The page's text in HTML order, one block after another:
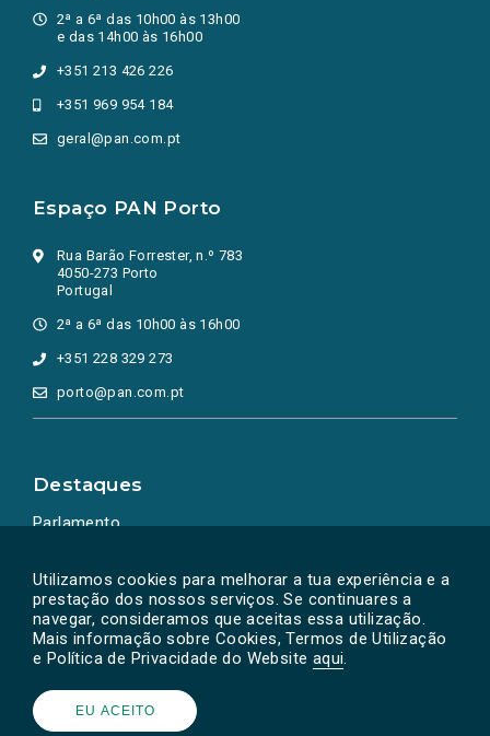
Utilizamos cookies para melhorar a tua experiência e a
prestação dos nossos serviços. Se continuares a
navegar, consideramos que aceitas essa utilização.
Mais informação sobre Cookies, Termos de Utilização
e Política de Privacidade do Website aqui.
EU ACEITO
2ª a 6ª das 10h00 às 13h00
e das 14h00 às 16h00
+351 213 426 226
+351 969 954 184
geral@pan.com.pt
Espaço PAN Porto
Rua Barão Forrester, n.º 783
4050-273 Porto
Portugal
2ª a 6ª das 10h00 às 16h00
+351 228 329 273
porto@pan.com.pt
Destaques
Parlamento
Powered by © PAN 2026